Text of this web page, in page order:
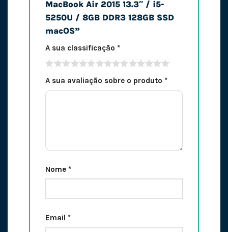
MacBook Air 2015 13.3″ / i5-
5250U / 8GB DDR3 128GB SSD
macOS”
A sua classificação *
A sua avaliação sobre o produto *
Nome *
Email *